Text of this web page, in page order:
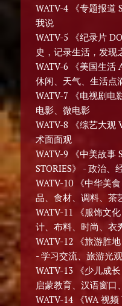
WATV-4 《专题报道
我说
WATV-5 《纪录片
史，记录生活，发现
WATV-6 《美国生活
休闲、天气、生活点
WATV-7 《电视剧电
电影、微电影
WATV-8 《综艺大观
术面面观
WATV-9 《中美故事
STORIES》 - 政治、
WATV-10 《中华美
品、食材、调料、茶
WATV-11 《服饰文
计、布料、时尚、衣
WATV-12 《旅游胜地
- 学习交流、旅游光观
WATV-13 《少儿成
启蒙教育、汉语窗口
WATV-14 《WA 视频